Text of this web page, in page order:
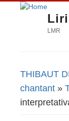
LMR
Tu sei qui
THIBAUT
chantant »